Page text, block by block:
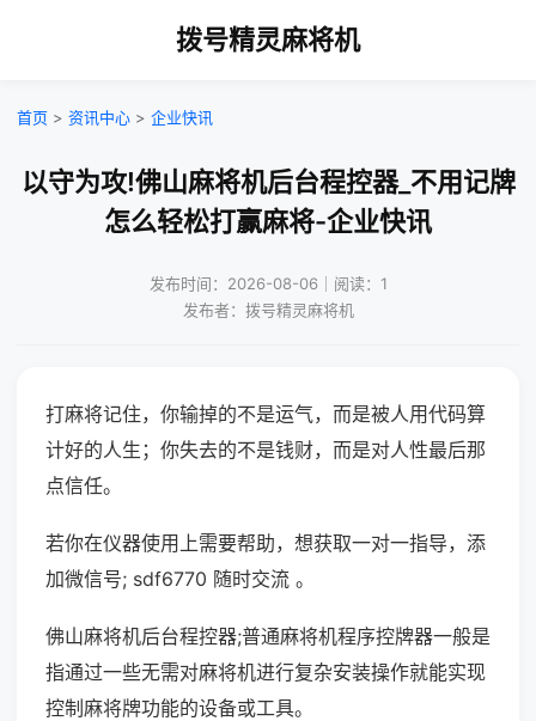
拨号精灵麻将机
首页 > 资讯中心 > 企业快讯
以守为攻!佛山麻将机后台程控器_不用记牌
怎么轻松打赢麻将-企业快讯
发布时间：2026-08-06｜阅读：1
发布者：拨号精灵麻将机
打麻将记住，你输掉的不是运气，而是被人用代码算
计好的人生；你失去的不是钱财，而是对人性最后那
点信任。
若你在仪器使用上需要帮助，想获取一对一指导，添
加微信号; sdf6770 随时交流 。
佛山麻将机后台程控器;普通麻将机程序控牌器一般是
指通过一些无需对麻将机进行复杂安装操作就能实现
控制麻将牌功能的设备或工具。